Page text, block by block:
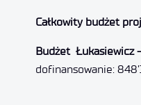
Całkowity budżet
Budżet Łukasiewicz
dofinansowanie: